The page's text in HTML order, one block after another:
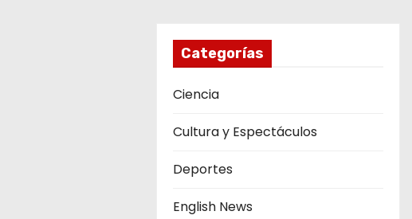
Categorías
Ciencia
Cultura y Espectáculos
Deportes
English News